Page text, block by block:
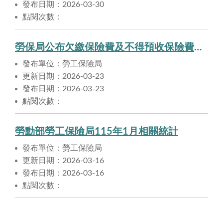
發布日期：2026-03-30
點閱次數：
勞保局公布欠繳保險費及不得預收保險費之職業工會名單，提醒勞工注意自身權益
發布單位：勞工保險局
更新日期：2026-03-23
發布日期：2026-03-23
點閱次數：
勞動部勞工保險局115年1月相關統計
發布單位：勞工保險局
更新日期：2026-03-16
發布日期：2026-03-16
點閱次數：